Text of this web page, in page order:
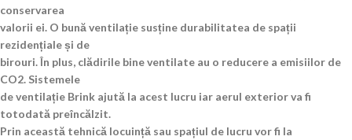
conservarea
valorii ei. O bună ventilație susține durabilitatea de spații
rezidențiale și de
birouri. În plus, clădirile bine ventilate au o reducere a emisiilor de
CO2. Sistemele
de ventilație Brink ajută la acest lucru iar aerul exterior va fi
totodată preîncălzit.
Prin această tehnică locuință sau spațiul de lucru vor fi la